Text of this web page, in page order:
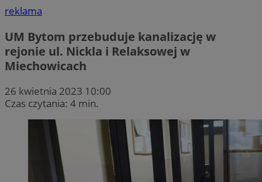
reklama
UM Bytom przebuduje kanalizację w
rejonie ul. Nickla i Relaksowej w
Miechowicach
26 kwietnia 2023 10:00
Czas czytania: 4 min.